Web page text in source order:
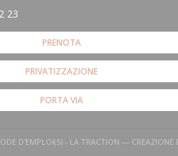
23
PRENOTA
PRIVATIZZAZIONE
PORTA VIA
D'EMPLOI(S) - LA TRACTION — CREAZIONE
NUOVA FINESTRA))